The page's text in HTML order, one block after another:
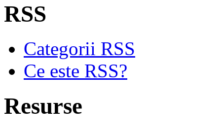
RSS
Categorii RSS
Ce este RSS?
Resurse